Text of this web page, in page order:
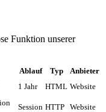
Funktion unserer
Ablauf Typ
Anbieter
1 Jahr HTML Website
Session HTTP Website